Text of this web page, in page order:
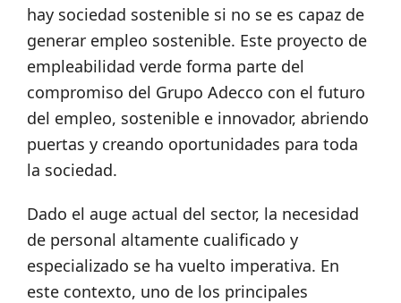
hay sociedad sostenible si no se es capaz de
generar empleo sostenible. Este proyecto de
empleabilidad verde forma parte del
compromiso del Grupo Adecco con el futuro
del empleo, sostenible e innovador, abriendo
puertas y creando oportunidades para toda
la sociedad.
Dado el auge actual del sector, la necesidad
de personal altamente cualificado y
especializado se ha vuelto imperativa. En
este contexto, uno de los principales